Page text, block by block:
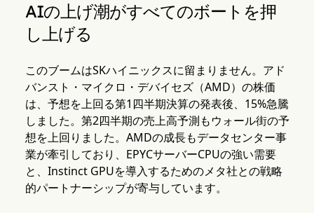
AIの上げ潮がすべてのボートを押
し上げる
このブームはSKハイニックスに留まりません。アド
バンスト・マイクロ・デバイセズ（AMD）の株価
は、予想を上回る第1四半期決算の発表後、15%急騰
しました。第2四半期の売上高予測もウォール街の予
想を上回りました。AMDの成長もデータセンター事
業が牽引しており、EPYCサーバーCPUの強い需要
と、Instinct GPUを導入するためのメタ社との戦略
的パートナーシップが寄与しています。